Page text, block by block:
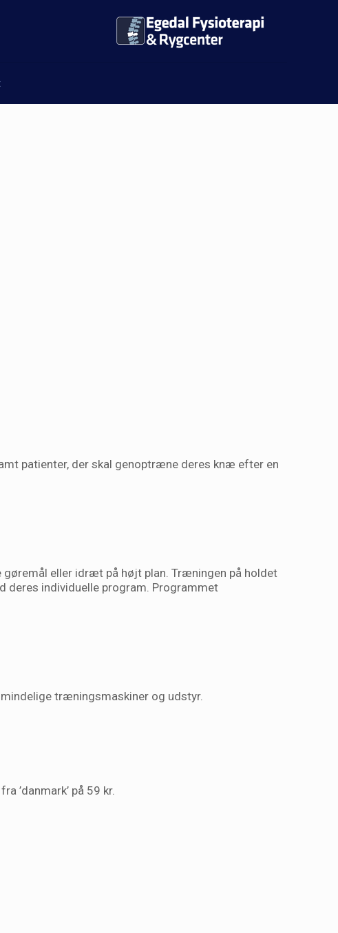
patienter, der skal genoptræne deres knæ efter en
eller idræt på højt plan. Træningen på holdet
deres individuelle program. Programmet
træningsmaskiner og udstyr.
’danmark’ på 59 kr.